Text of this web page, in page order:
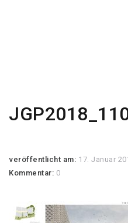
veröffentlicht am: 17. Januar
Kommentar: 0